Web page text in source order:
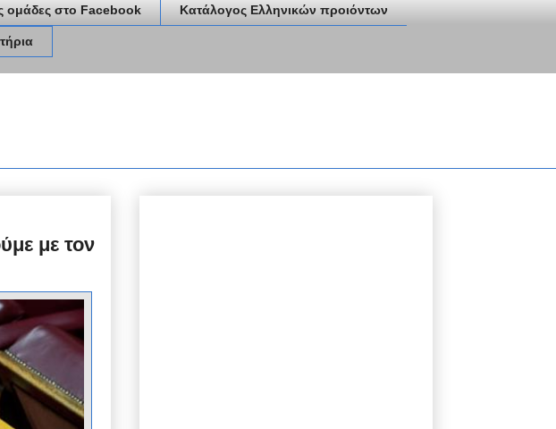
ομάδες στο Facebook Κατάλογος Ελληνικών προιόντων
με τον